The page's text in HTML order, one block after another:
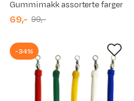
Gummimakk assorterte farger
discounted
price
69,-
original
price
99,-
-34%